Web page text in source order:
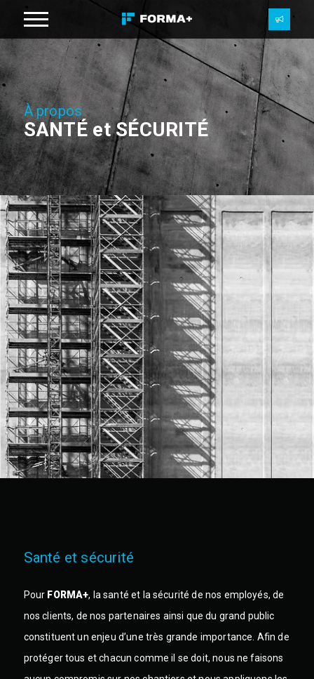
À propos
SANTÉ et SÉCURITÉ
Santé et sécurité
Pour FORMA+, la santé et la sécurité de nos employés, de
nos clients, de nos partenaires ainsi que du grand public
constituent un enjeu d’une très grande importance. Afin de
protéger tous et chacun comme il se doit, nous ne faisons